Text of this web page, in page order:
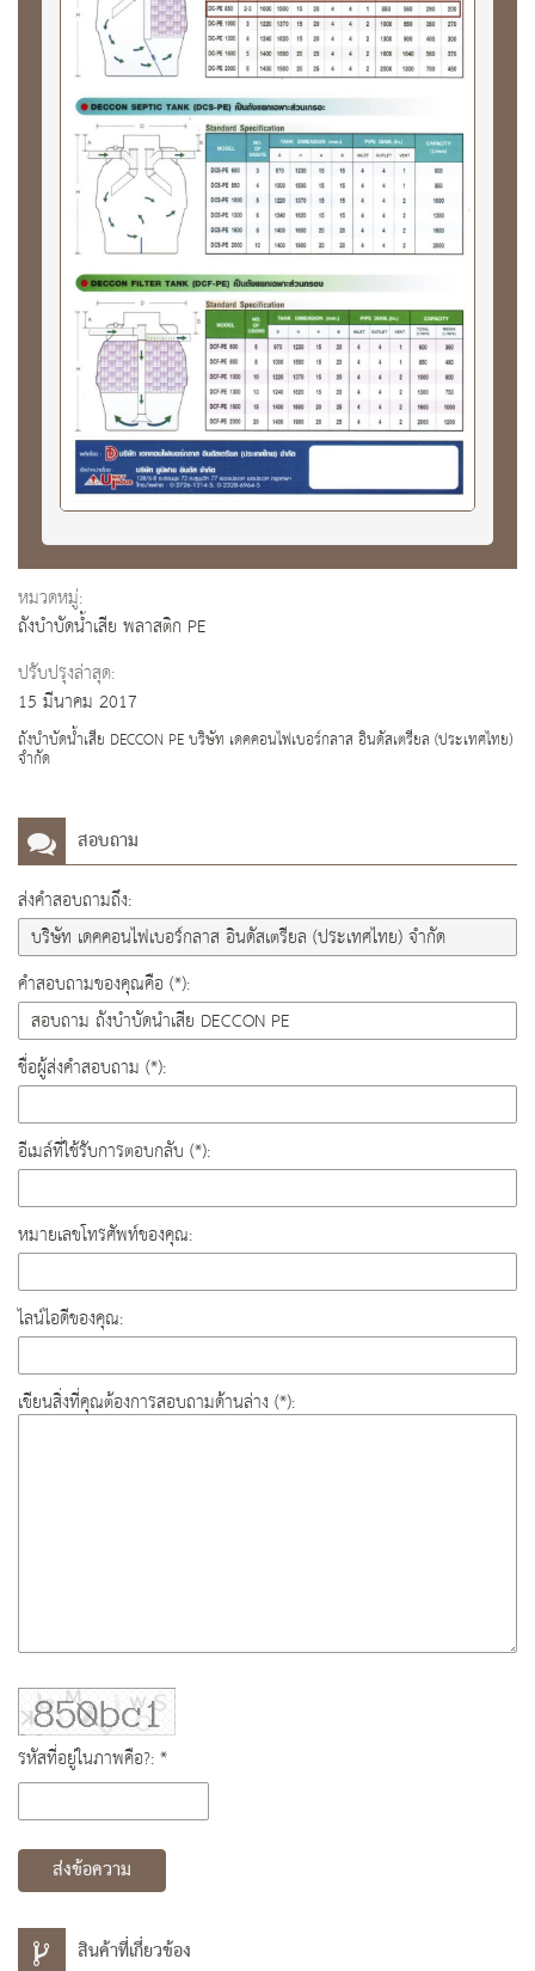
หมวดหมู่:
ถังบำบัดน้ำเสีย พลาสติก PE
ปรับปรุงล่าสุด:
15 มีนาคม 2017
ถังบำบัดน้ำเสีย DECCON PE บริษัท เดคคอนไฟเบอร์กลาส อินดัสเตรียล (ประเทศไทย)
จำกัด
สอบถาม
ส่งคำสอบถามถึง:
คำสอบถามของคุณคือ (*):
ชื่อผู้ส่งคำสอบถาม (*):
อีเมล์ที่ใช้รับการตอบกลับ (*):
หมายเลขโทรศัพท์ของคุณ:
ไลน์ไอดีของคุณ:
เขียนสิ่งที่คุณต้องการสอบถามด้านล่าง (*):
รหัสที่อยู่ในภาพคือ?: *
ส่งข้อความ
สินค้าที่เกี่ยวข้อง